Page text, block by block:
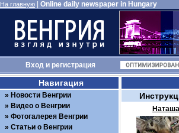
На главную Online daily newspaper in Hungary
Входи регистрация
Наташа
Навигация
Новости Венгрии
Видео о Венгрии
Фотогалерея Венгрии
Статьи о Венгрии